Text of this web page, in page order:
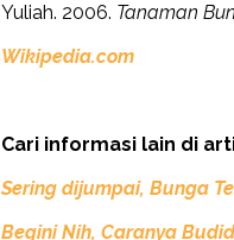
Yuliah. 2006. Tanaman
Wikipedia.com
Cari informasi lain di
Sering dijumpai, Bunga
BeginiNih, Caranya